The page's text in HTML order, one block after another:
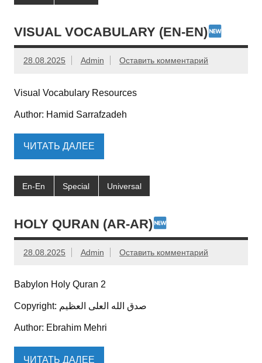
VISUAL VOCABULARY (EN-EN)
28.08.2025 Admin Оставить комментарий
Visual Vocabulary Resources
Author: Hamid Sarrafzadeh
ЧИТАТЬ ДАЛЕЕ
En-En Special Universal
HOLY QURAN (AR-AR)
28.08.2025 Admin Оставить комментарий
Babylon Holy Quran 2
Copyright: صدق الله العلی العظیم
Author: Ebrahim Mehri
ЧИТАТЬ ДАЛЕЕ